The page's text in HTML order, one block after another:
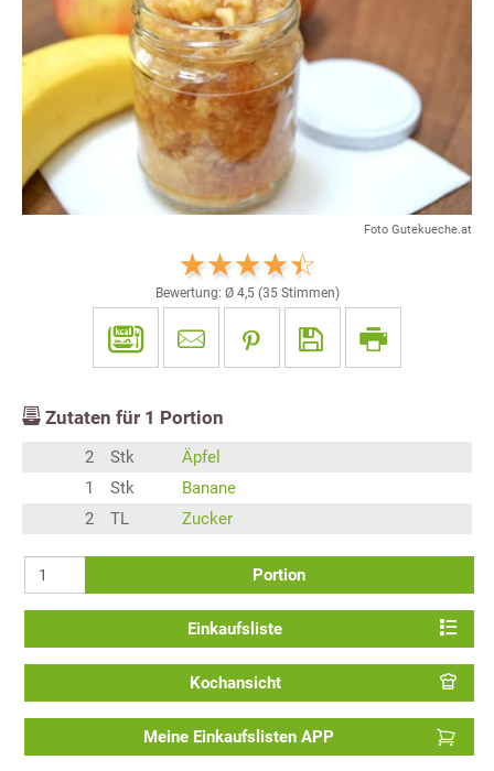
Foto Gutekueche.at
Bewertung: Ø 4,5(35Stimmen)
Zutaten für 1 Portion
2 Stk
Äpfel
1
Stk
Banane
2
TL Zucker
Portion
Einkaufsliste
Kochansicht
Meine Einkaufslisten APP